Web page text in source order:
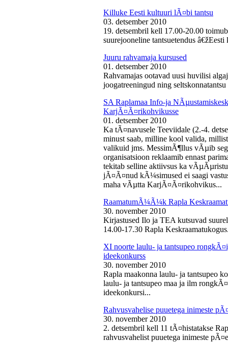
Killuke Eesti kultuuri lÃ¤bi tantsu
03. detsember 2010
19. detsembril kell 17.00-20.00
suurejooneline tantsuetendus
Juuru rahvamaja kursused
01. detsember 2010
Rahvamajas ootavad uusi huvilisi
joogatreeningud ning seltskonnatantsu
SA Raplamaa Info-ja
KarjÃ¤Ã¤rikohvikusse
01. detsember 2010
Ka tÃ¤navusele Teeviidale (2.-4.
minust saab, milline kool valida,
valikuid jms. MessimÃ¶llus vÃµib
organisatsioon reklaamib ennast
tekitab selline aktiivsus ka
jÃ¤Ã¤nud kÃ¼simused ei saagi
maha vÃµtta KarjÃ¤Ã¤rikohvikus...
RaamatumÃ¼Ã¼k Rapla
30. november 2010
Kirjastused Ilo ja TEA kutsuvad
14.00-17.30 Rapla
XI noorte laulu- ja tantsupeo
ideekonkurss
30. november 2010
Rapla maakonna laulu- ja tantsupeo
laulu- ja tantsupeo maa ja ilm
ideekonkursi...
Rahvusvahelise puuetega inimeste
30. november 2010
2. detsembril kell 11 tÃ¤histatakse
rahvusvahelist puuetega inimeste